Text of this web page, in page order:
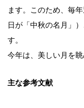
ます。このため、毎
日が「中秋の名月」
す。
今年は、美しい月を
主な参考文献